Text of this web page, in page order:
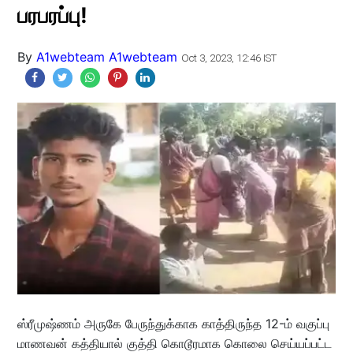
பரபரப்பு!
By A1webteam A1webteam Oct 3, 2023, 12:46 IST
ஸ்ரீமுஷ்ணம் அருகே பேருந்துக்காக காத்திருந்த 12-ம் வகுப்பு
மாணவன் கத்தியால் குத்தி கொடூரமாக கொலை செய்யப்பட்ட